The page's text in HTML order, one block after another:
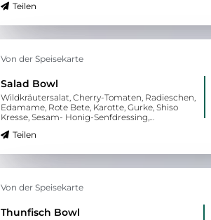
Teilen
Von der Speisekarte
Salad Bowl
Wildkräutersalat, Cherry-Tomaten, Radieschen,
Edamame, Rote Bete, Karotte, Gurke, Shiso
Kresse, Sesam- Honig-Senfdressing,
Teilen
Von der Speisekarte
Thunfisch Bowl